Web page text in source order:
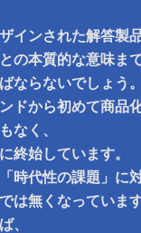
インされた解答製
の本質的な意味ま
ならないでしょう
ドから初めて商品
なく、
終始しています。
時代性の課題」に
は無くなっていま
、